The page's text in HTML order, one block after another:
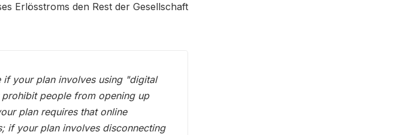
Erlösstroms den Rest der Gesellschaft
your plan involves using "digital
people from opening up
plan requires that online
if your plan involves disconnecting